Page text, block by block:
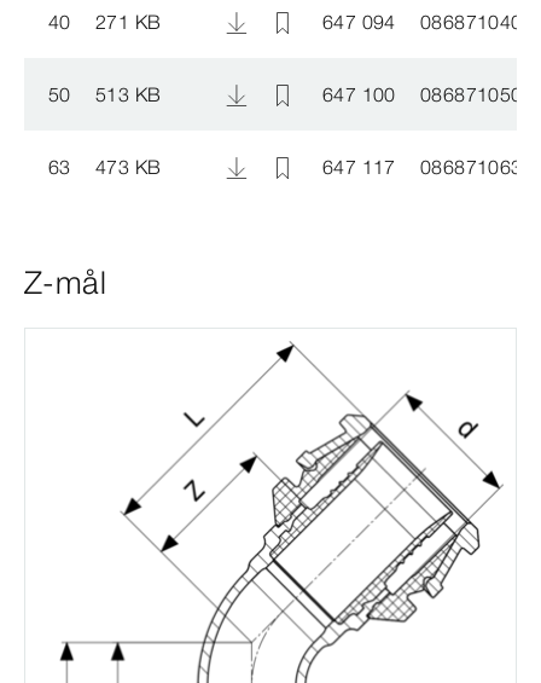
40 271 KB 647 094 086871040
50 513 KB 647 100 086871050
63 473 KB 647 117 086871063
Z-mål